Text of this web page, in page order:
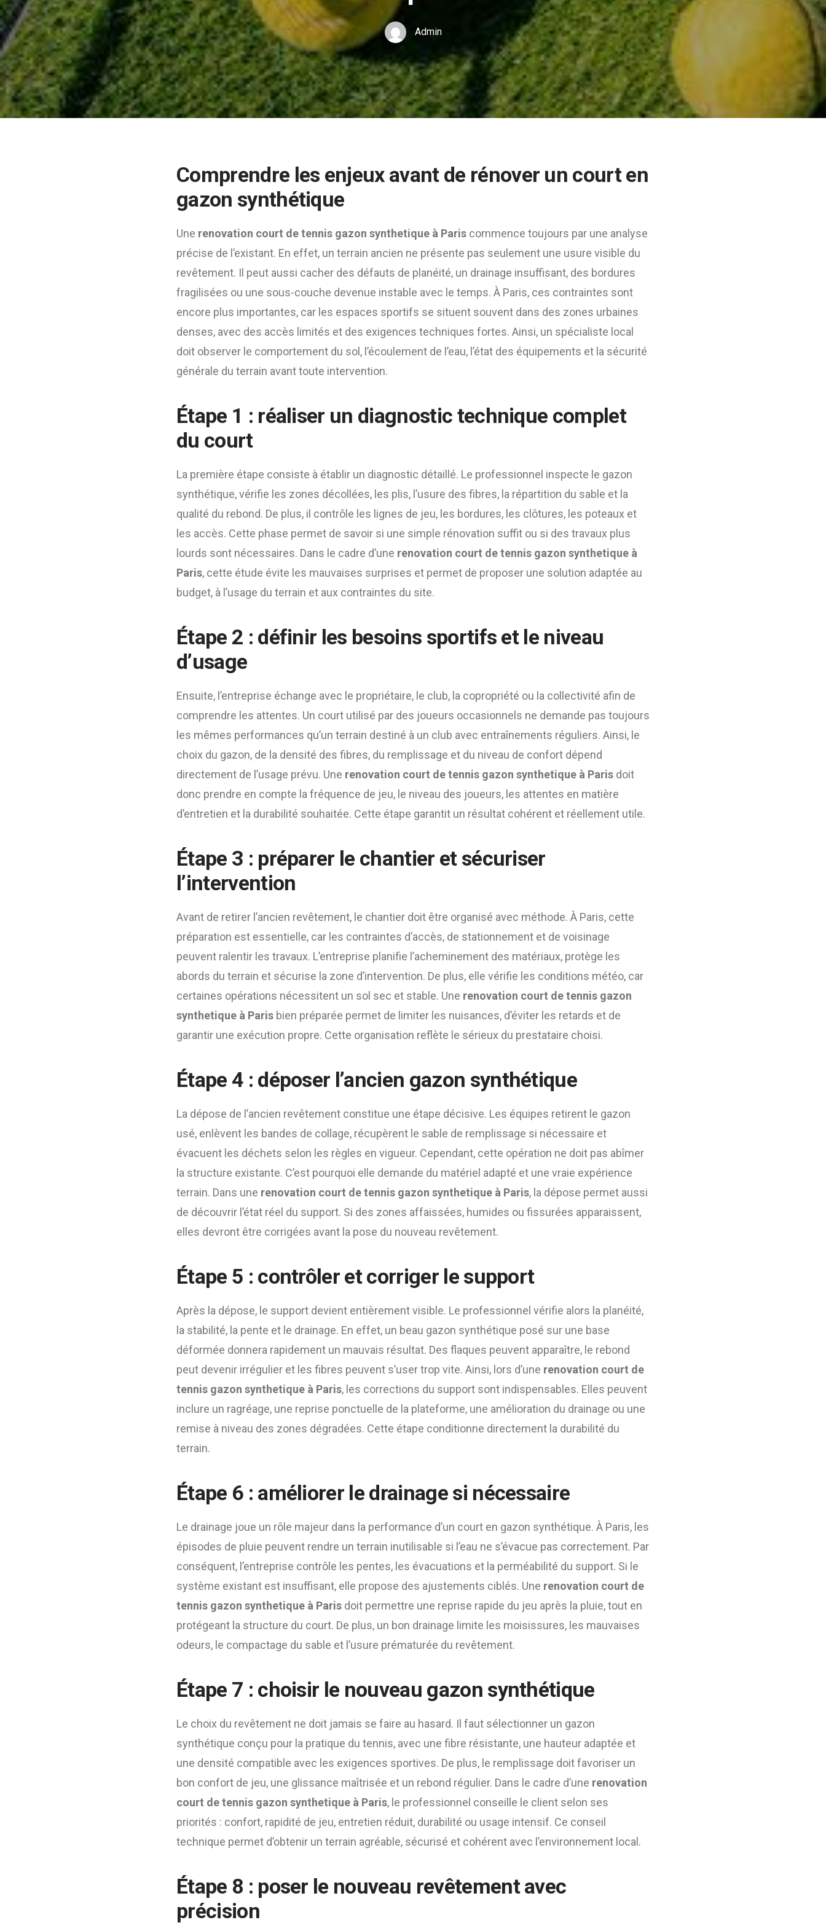
Admin
Comprendre les enjeux avant de rénover un court en
gazon synthétique
Une renovation court de tennis gazon synthetique à Paris commence toujours par une analyse
précise de l’existant. En effet, un terrain ancien ne présente pas seulement une usure visible du
revêtement. Il peut aussi cacher des défauts de planéité, un drainage insuffisant, des bordures
fragilisées ou une sous-couche devenue instable avec le temps. À Paris, ces contraintes sont
encore plus importantes, car les espaces sportifs se situent souvent dans des zones urbaines
denses, avec des accès limités et des exigences techniques fortes. Ainsi, un spécialiste local
doit observer le comportement du sol, l’écoulement de l’eau, l’état des équipements et la sécurité
générale du terrain avant toute intervention.
Étape 1 : réaliser un diagnostic technique complet
du court
La première étape consiste à établir un diagnostic détaillé. Le professionnel inspecte le gazon
synthétique, vérifie les zones décollées, les plis, l’usure des fibres, la répartition du sable et la
qualité du rebond. De plus, il contrôle les lignes de jeu, les bordures, les clôtures, les poteaux et
les accès. Cette phase permet de savoir si une simple rénovation suffit ou si des travaux plus
lourds sont nécessaires. Dans le cadre d’une renovation court de tennis gazon synthetique à
Paris, cette étude évite les mauvaises surprises et permet de proposer une solution adaptée au
budget, à l’usage du terrain et aux contraintes du site.
Étape 2 : définir les besoins sportifs et le niveau
d’usage
Ensuite, l’entreprise échange avec le propriétaire, le club, la copropriété ou la collectivité afin de
comprendre les attentes. Un court utilisé par des joueurs occasionnels ne demande pas toujours
les mêmes performances qu’un terrain destiné à un club avec entraînements réguliers. Ainsi, le
choix du gazon, de la densité des fibres, du remplissage et du niveau de confort dépend
directement de l’usage prévu. Une renovation court de tennis gazon synthetique à Paris doit
donc prendre en compte la fréquence de jeu, le niveau des joueurs, les attentes en matière
d’entretien et la durabilité souhaitée. Cette étape garantit un résultat cohérent et réellement utile.
Étape 3 : préparer le chantier et sécuriser
l’intervention
Avant de retirer l’ancien revêtement, le chantier doit être organisé avec méthode. À Paris, cette
préparation est essentielle, car les contraintes d’accès, de stationnement et de voisinage
peuvent ralentir les travaux. L’entreprise planifie l’acheminement des matériaux, protège les
abords du terrain et sécurise la zone d’intervention. De plus, elle vérifie les conditions météo, car
certaines opérations nécessitent un sol sec et stable. Une renovation court de tennis gazon
synthetique à Paris bien préparée permet de limiter les nuisances, d’éviter les retards et de
garantir une exécution propre. Cette organisation reflète le sérieux du prestataire choisi.
Étape 4 : déposer l’ancien gazon synthétique
La dépose de l’ancien revêtement constitue une étape décisive. Les équipes retirent le gazon
usé, enlèvent les bandes de collage, récupèrent le sable de remplissage si nécessaire et
évacuent les déchets selon les règles en vigueur. Cependant, cette opération ne doit pas abîmer
la structure existante. C’est pourquoi elle demande du matériel adapté et une vraie expérience
terrain. Dans une renovation court de tennis gazon synthetique à Paris, la dépose permet aussi
de découvrir l’état réel du support. Si des zones affaissées, humides ou fissurées apparaissent,
elles devront être corrigées avant la pose du nouveau revêtement.
Étape 5 : contrôler et corriger le support
Après la dépose, le support devient entièrement visible. Le professionnel vérifie alors la planéité,
la stabilité, la pente et le drainage. En effet, un beau gazon synthétique posé sur une base
déformée donnera rapidement un mauvais résultat. Des flaques peuvent apparaître, le rebond
peut devenir irrégulier et les fibres peuvent s’user trop vite. Ainsi, lors d’une renovation court de
tennis gazon synthetique à Paris, les corrections du support sont indispensables. Elles peuvent
inclure un ragréage, une reprise ponctuelle de la plateforme, une amélioration du drainage ou une
remise à niveau des zones dégradées. Cette étape conditionne directement la durabilité du
terrain.
Étape 6 : améliorer le drainage si nécessaire
Le drainage joue un rôle majeur dans la performance d’un court en gazon synthétique. À Paris, les
épisodes de pluie peuvent rendre un terrain inutilisable si l’eau ne s’évacue pas correctement. Par
conséquent, l’entreprise contrôle les pentes, les évacuations et la perméabilité du support. Si le
système existant est insuffisant, elle propose des ajustements ciblés. Une renovation court de
tennis gazon synthetique à Paris doit permettre une reprise rapide du jeu après la pluie, tout en
protégeant la structure du court. De plus, un bon drainage limite les moisissures, les mauvaises
odeurs, le compactage du sable et l’usure prématurée du revêtement.
Étape 7 : choisir le nouveau gazon synthétique
Le choix du revêtement ne doit jamais se faire au hasard. Il faut sélectionner un gazon
synthétique conçu pour la pratique du tennis, avec une fibre résistante, une hauteur adaptée et
une densité compatible avec les exigences sportives. De plus, le remplissage doit favoriser un
bon confort de jeu, une glissance maîtrisée et un rebond régulier. Dans le cadre d’une renovation
court de tennis gazon synthetique à Paris, le professionnel conseille le client selon ses
priorités : confort, rapidité de jeu, entretien réduit, durabilité ou usage intensif. Ce conseil
technique permet d’obtenir un terrain agréable, sécurisé et cohérent avec l’environnement local.
Étape 8 : poser le nouveau revêtement avec
précision